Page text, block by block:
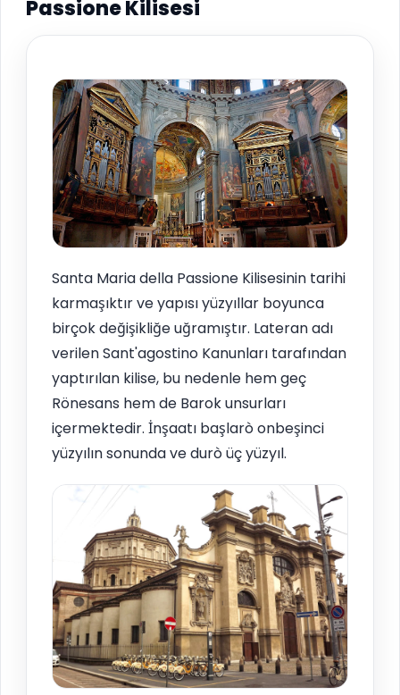
Passione Kilisesi
Santa Maria della Passione Kilisesinin tarihi
karmaşıktır ve yapısı yüzyıllar boyunca
birçok değişikliğe uğramıştır. Lateran adı
verilen Sant'agostino Kanunları tarafından
yaptırılan kilise, bu nedenle hem geç
Rönesans hem de Barok unsurları
içermektedir. İnşaatı başlarò onbeşinci
yüzyılın sonunda ve durò üç yüzyıl.